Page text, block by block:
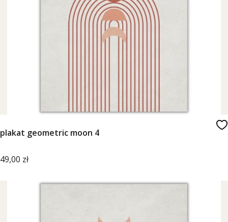
plakat geometric moon 4
Cena
49,00 zł